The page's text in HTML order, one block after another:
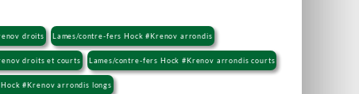
droits Lames/contre-fers Hock #Krenov arrondis
droits et courts Lames/contre-fers Hock #Krenov arrondis courts
#Krenov arrondis longs